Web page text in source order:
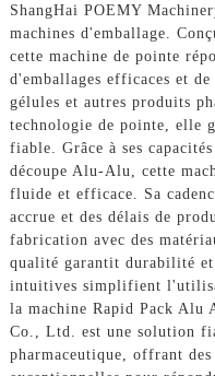
ShangHai POEMY
machines d'emballage.
cette machine de pointe
d'emballages efficaces et
gélules et autres produits
technologie de pointe, elle
fiable. Grâce à ses
découpe Alu-Alu, cette
fluide et efficace. Sa
accrue et des délais de
fabrication avec des
qualité garantit durabilité et
intuitives simplifient
la machine Rapid Pack Alu
Co., Ltd. est une solution
pharmaceutique, offrant